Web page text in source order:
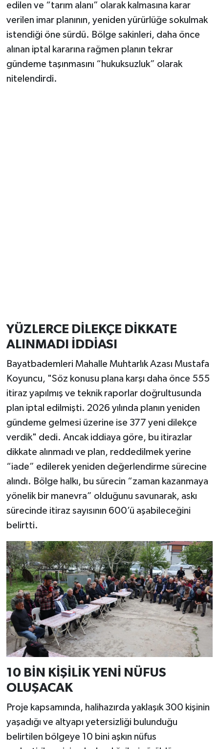
edilen ve “tarım alanı” olarak kalmasına karar
verilen imar planının, yeniden yürürlüğe sokulmak
istendiği öne sürdü. Bölge sakinleri, daha önce
alınan iptal kararına rağmen planın tekrar
gündeme taşınmasını “hukuksuzluk” olarak
nitelendirdi.
YÜZLERCE DİLEKÇE DİKKATE
ALINMADI İDDİASI
Bayatbademleri Mahalle Muhtarlık Azası Mustafa
Koyuncu, "Söz konusu plana karşı daha önce 555
itiraz yapılmış ve teknik raporlar doğrultusunda
plan iptal edilmişti. 2026 yılında planın yeniden
gündeme gelmesi üzerine ise 377 yeni dilekçe
verdik" dedi. Ancak iddiaya göre, bu itirazlar
dikkate alınmadı ve plan, reddedilmek yerine
“iade” edilerek yeniden değerlendirme sürecine
alındı. Bölge halkı, bu sürecin “zaman kazanmaya
yönelik bir manevra” olduğunu savunarak, askı
sürecinde itiraz sayısının 600’ü aşabileceğini
belirtti.
10 BİN KİŞİLİK YENİ NÜFUS
OLUŞACAK
Proje kapsamında, halihazırda yaklaşık 300 kişinin
yaşadığı ve altyapı yetersizliği bulunduğu
belirtilen bölgeye 10 bini aşkın nüfus